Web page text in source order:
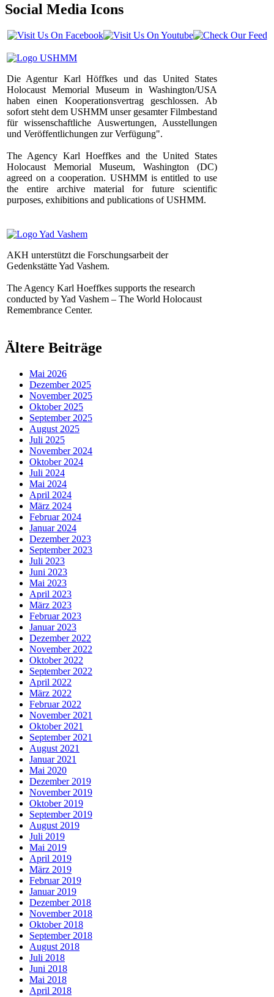
Social Media Icons
Die Agentur Karl Höffkes und das United States
Holocaust Memorial Museum in Washington/USA
haben einen Kooperationsvertrag geschlossen. Ab
sofort steht dem USHMM unser gesamter Filmbestand
für wissenschaftliche Auswertungen, Ausstellungen
und Veröffentlichungen zur Verfügung".
The Agency Karl Hoeffkes and the United States
Holocaust Memorial Museum, Washington (DC)
agreed on a cooperation. USHMM is entitled to use
the entire archive material for future scientific
purposes, exhibitions and publications of USHMM.
AKH unterstützt die Forschungsarbeit der
Gedenkstätte Yad Vashem.
The Agency Karl Hoeffkes supports the research
conducted by Yad Vashem – The World Holocaust
Remembrance Center.
Ältere Beiträge
Mai 2026
Dezember 2025
November 2025
Oktober 2025
September 2025
August 2025
Juli 2025
November 2024
Oktober 2024
Juli 2024
Mai 2024
April 2024
März 2024
Februar 2024
Januar 2024
Dezember 2023
September 2023
Juli 2023
Juni 2023
Mai 2023
April 2023
März 2023
Februar 2023
Januar 2023
Dezember 2022
November 2022
Oktober 2022
September 2022
April 2022
März 2022
Februar 2022
November 2021
Oktober 2021
September 2021
August 2021
Januar 2021
Mai 2020
Dezember 2019
November 2019
Oktober 2019
September 2019
August 2019
Juli 2019
Mai 2019
April 2019
März 2019
Februar 2019
Januar 2019
Dezember 2018
November 2018
Oktober 2018
September 2018
August 2018
Juli 2018
Juni 2018
Mai 2018
April 2018